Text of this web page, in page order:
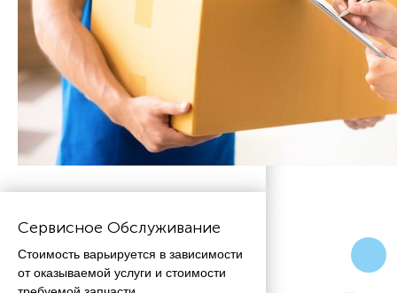
Сервисное Обслуживание
Стоимость варьируется в зависимости
от оказываемой услуги и стоимости